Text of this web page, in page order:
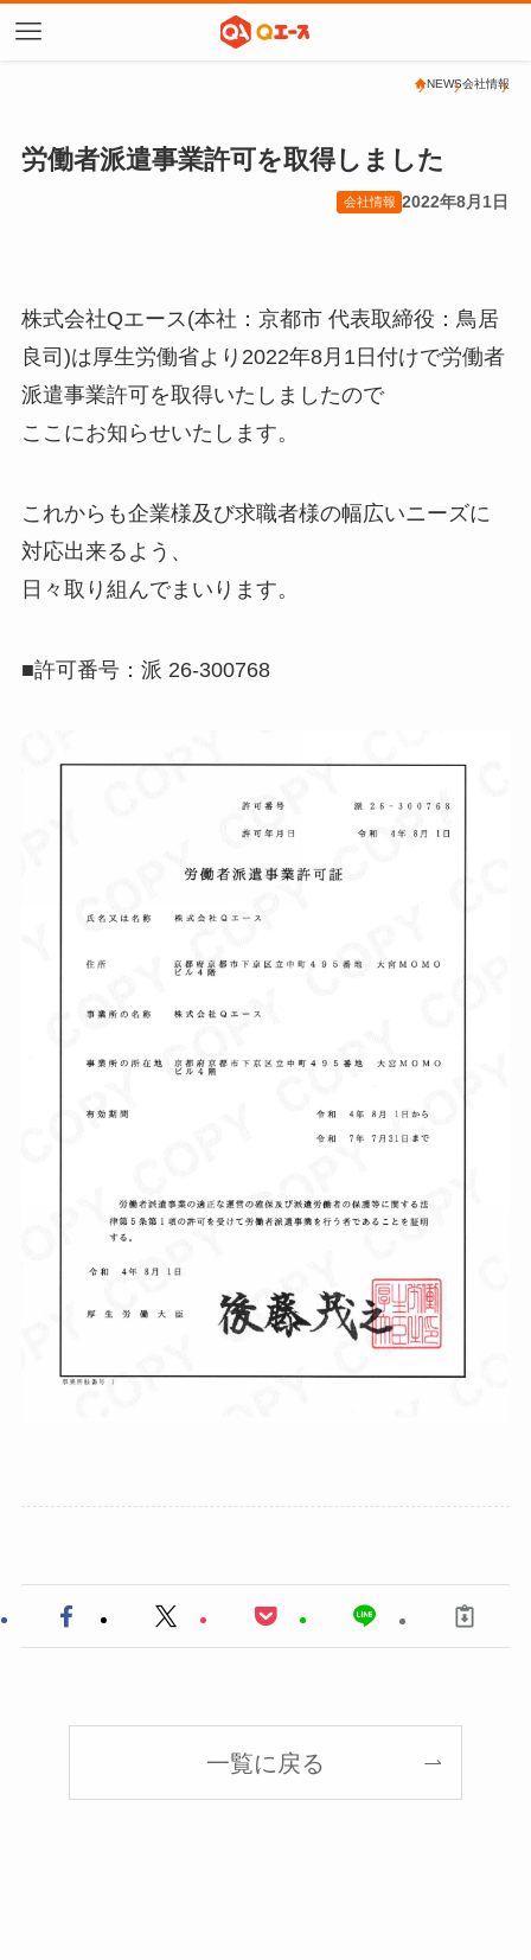
NEWS会社情報
労働者派遣事業許可を取得しました
会社情報 2022年8月1日
株式会社Qエース(本社：京都市 代表取締役：鳥居
良司)は厚生労働省より2022年8月1日付けで労働者
派遣事業許可を取得いたしましたので
ここにお知らせいたします。
これからも企業様及び求職者様の幅広いニーズに
対応出来るよう、
日々取り組んでまいります。
■許可番号：派 26-300768
一覧に戻る